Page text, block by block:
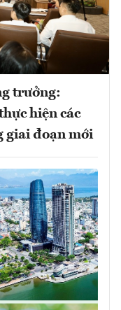
trưởng:
hiện các
giai đoạn mới